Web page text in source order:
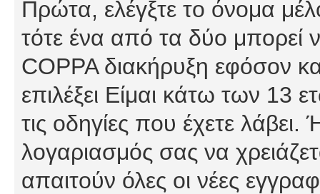
Πρώτα, ελέγξτε το όνομα
τότε ένα από τα δύο μπορεί
COPPA διακήρυξη εφόσον
επιλέξει Είμαι κάτω των 13
τις οδηγίες που έχετε λάβει.
λογαριασμός σας να
απαιτούν όλες οι νέες